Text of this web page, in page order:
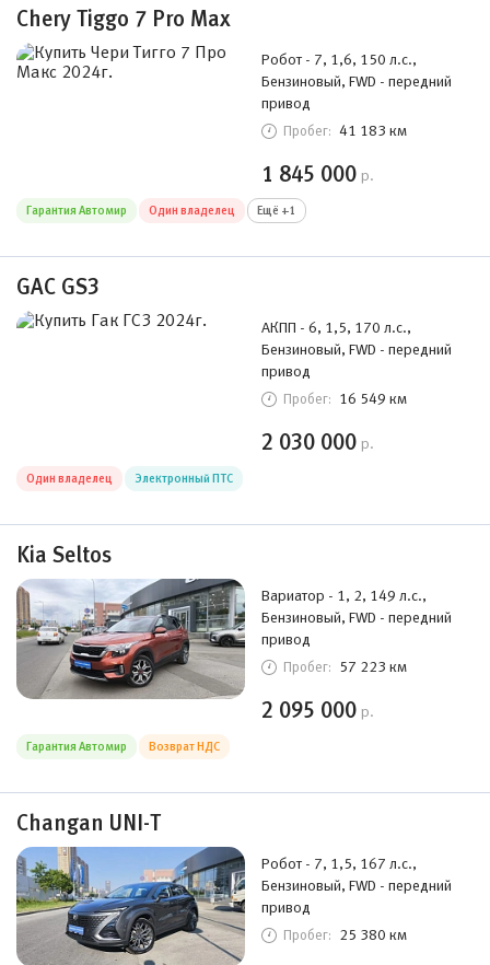
Chery Tiggo 7 Pro Max
Робот - 7, 1,6, 150 л.с.,
Бензиновый, FWD - передний
привод
Пробег: 41 183 км
1 845 000 р.
Гарантия Автомир Один владелец Ещё +1
GAC GS3
АКПП - 6, 1,5, 170 л.с.,
Бензиновый, FWD - передний
привод
Пробег: 16 549 км
2 030 000 р.
Один владелец Электронный ПТС
Kia Seltos
Вариатор - 1, 2, 149 л.с.,
Бензиновый, FWD - передний
привод
Пробег: 57 223 км
2 095 000 р.
Гарантия Автомир Возврат НДС
Changan UNI-T
Робот - 7, 1,5, 167 л.с.,
Бензиновый, FWD - передний
привод
Пробег: 25 380 км